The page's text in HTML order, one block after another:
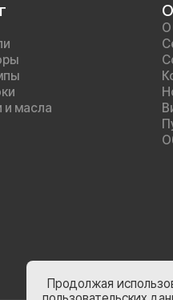
и масла
О
Продолжая